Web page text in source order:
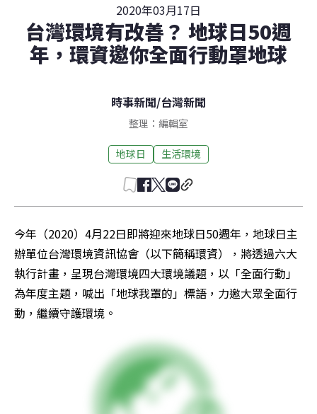
2020年03月17日
台灣環境有改善？ 地球日50週
年，環資邀你全面行動罩地球
時事新聞/台灣新聞
整理：編輯室
地球日 生活環境
今年（2020）4月22日即將迎來地球日50週年，地球日主
辦單位台灣環境資訊協會（以下簡稱環資），將透過六大
執行計畫，呈現台灣環境四大環境議題，以「全面行動」
為年度主題，喊出「地球我罩的」標語，力邀大眾全面行
動，繼續守護環境。